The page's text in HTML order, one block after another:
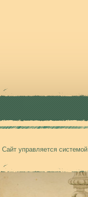
Сайт управляется системой